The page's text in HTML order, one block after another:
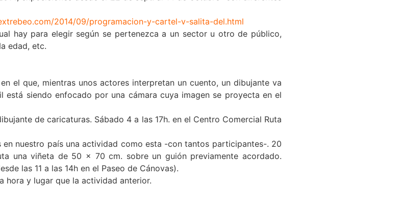
2014/09/programacion-y-cartel-v-salita-del.html
hay para elegir según se pertenezca a un sector u otro de público,
edad, etc.
el que, mientras unos actores interpretan un cuento, un dibujante va
siendo enfocado por una cámara cuya imagen se proyecta en el
de caricaturas. Sábado 4 a las 17h. en el Centro Comercial Ruta
en nuestro país una actividad como esta -con tantos participantes-. 20
una viñeta de 50 x 70 cm. sobre un guión previamente acordado.
las 11 a las 14h en el Paseo de Cánovas).
hora y lugar que la actividad anterior.